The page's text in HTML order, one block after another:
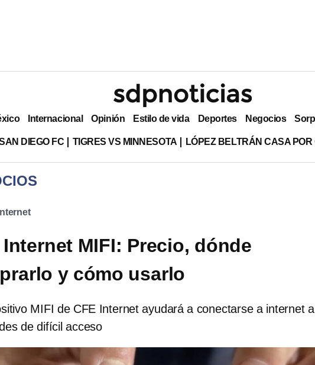
Internacional Opinión Estilo de vida Deportes Negocios
DIEGO FC TIGRES VS MINNESOTA LÓPEZ BELTRÁN CASA
Internet
Internet MIFI: Precio, dónde
y cómo usarlo
MIFI de CFE Internet ayudará a conectarse a internet a
de difícil acceso